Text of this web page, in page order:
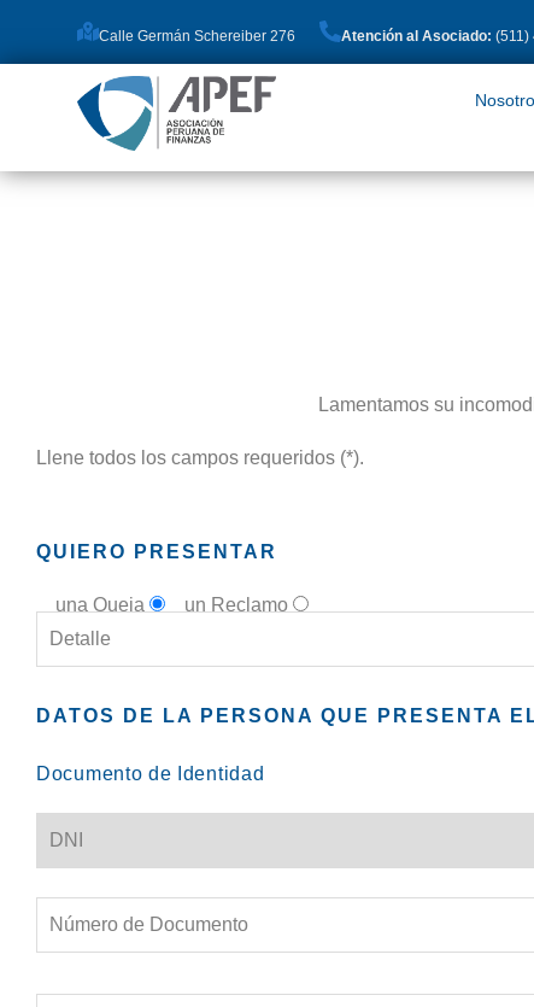
Nosotros
Calle Germán Schereiber 276 Atención al Asociado: (511)
Lamentamos su
Llene todos los campos requeridos (*).
QUIERO PRESENTAR
una Queja un Reclamo
DATOS DE LA PERSONA QUE PRESENTA
Documento de Identidad